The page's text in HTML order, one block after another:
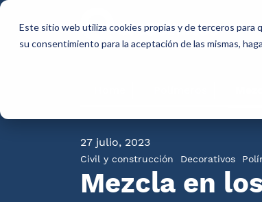
Este sitio web utiliza cookies propias y de terceros para
su consentimiento para la aceptación de las mismas,
27 julio, 2023
Civil y construcción Decorativos
Mezcla en